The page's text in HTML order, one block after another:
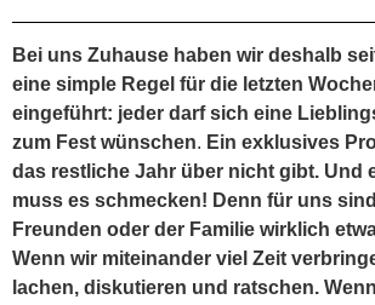
Bei uns Zuhause haben wir deshalb
eine simple Regel für die letzten
eingeführt: jeder darf sich eine
zum Fest wünschen. Ein exklusives
das restliche Jahr über nicht gibt. Und
muss es schmecken! Denn für uns
Freunden oder der Familie wirklich
Wenn wir miteinander viel Zeit
lachen, diskutieren und ratschen.